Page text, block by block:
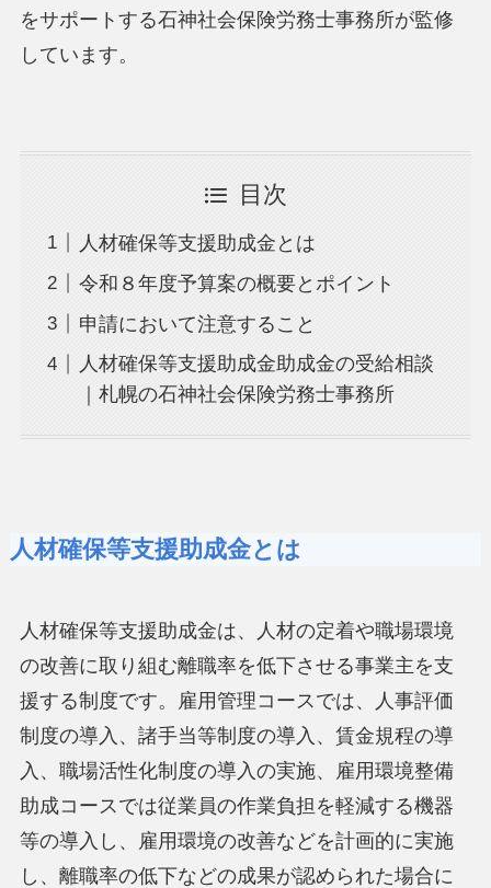
をサポートする石神社会保険労務士事務所が監修
しています。
目次
人材確保等支援助成金とは
令和８年度予算案の概要とポイント
申請において注意すること
人材確保等支援助成金助成金の受給相談
｜札幌の石神社会保険労務士事務所
人材確保等支援助成金とは
人材確保等支援助成金は、人材の定着や職場環境
の改善に取り組む離職率を低下させる事業主を支
援する制度です。雇用管理コースでは、人事評価
制度の導入、諸手当等制度の導入、賃金規程の導
入、職場活性化制度の導入の実施、雇用環境整備
助成コースでは従業員の作業負担を軽減する機器
等の導入し、雇用環境の改善などを計画的に実施
し、離職率の低下などの成果が認められた場合に